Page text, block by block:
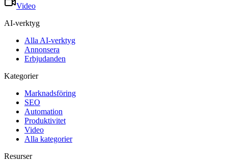
Video
AI-verktyg
Alla AI-verktyg
Annonsera
Erbjudanden
Kategorier
Marknadsföring
SEO
Automation
Produktivitet
Video
Alla kategorier
Resurser